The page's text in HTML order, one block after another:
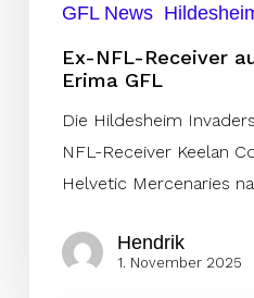
GFL News
Ex-NFL-Receiver
Erima GFL
Die Hildesheim
NFL-Receiver Keelan
Helvetic Mercenaries
Hendrik
1. November 2025